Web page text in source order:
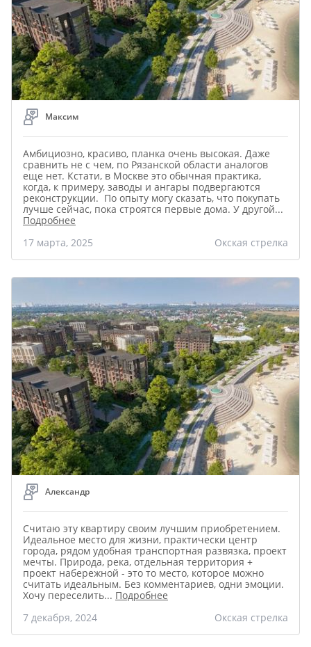
Максим
Амбициозно, красиво, планка очень высокая. Даже
сравнить не с чем, по Рязанской области аналогов
еще нет. Кстати, в Москве это обычная практика,
когда, к примеру, заводы и ангары подвергаются
реконструкции. По опыту могу сказать, что покупать
лучше сейчас, пока строятся первые дома. У другой...
Подробнее
17 марта, 2025
Окская стрелка
Александр
Считаю эту квартиру своим лучшим приобретением.
Идеальное место для жизни, практически центр
города, рядом удобная транспортная развязка, проект
мечты. Природа, река, отдельная территория +
проект набережной - это то место, которое можно
считать идеальным. Без комментариев, одни эмоции.
Хочу переселить... Подробнее
7 декабря, 2024
Окская стрелка